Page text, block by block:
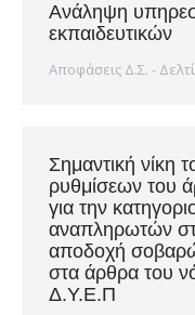
Ανάληψη
εκπαιδευτικών
Αποφάσεις Δ.Σ. -
Σημαντική νίκη
ρυθμίσεων του
για την
αναπληρωτών
αποδοχή
στα άρθρα του
Δ.Υ.Ε.Π